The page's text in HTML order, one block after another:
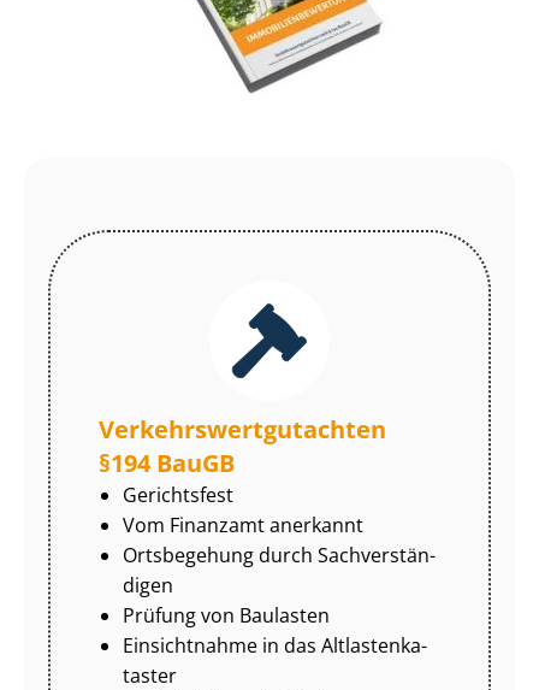
Ver­kehrs­wert­gut­ach­ten
§194 BauGB
Gerichtsfest
Vom Finanzamt anerkannt
Ortsbegehung durch Sach­ver­stän­
di­gen
Prüfung von Baulasten
Einsichtnahme in das Alt­las­ten­ka­
tas­ter